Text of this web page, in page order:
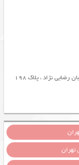
آدرس : تهران ، بلوار مرزداران ، بعد از خیابان رضایی نژاد ، پلاک 198